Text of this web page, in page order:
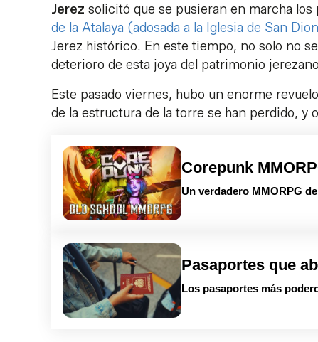
Jerez solicitó que se pusieran en marcha
de la Atalaya (adosada a la Iglesia de San
Jerez histórico. En este tiempo, no solo no
deterioro de esta joya del patrimonio
Este pasado viernes, hubo un enorme
de la estructura de la torre se han perdido, y
Corepunk
Un verdadero MMORPG
Pasaportes que
Los pasaportes más